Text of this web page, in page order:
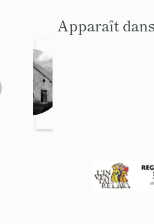
Apparaît